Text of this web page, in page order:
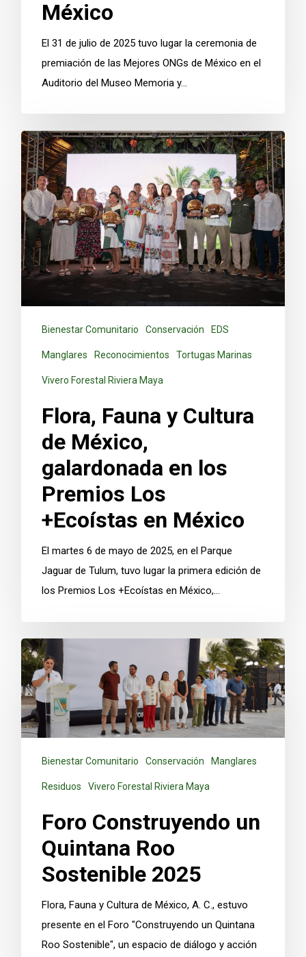
México
El 31 de julio de 2025 tuvo lugar la ceremonia de
premiación de las Mejores ONGs de México en el
Auditorio del Museo Memoria y…
Bienestar Comunitario Conservación EDS
Manglares Reconocimientos Tortugas Marinas
Vivero Forestal Riviera Maya
Flora, Fauna y Cultura
de México,
galardonada en los
Premios Los
+Ecoístas en México
El martes 6 de mayo de 2025, en el Parque
Jaguar de Tulum, tuvo lugar la primera edición de
los Premios Los +Ecoístas en México,…
Bienestar Comunitario Conservación Manglares
Residuos Vivero Forestal Riviera Maya
Foro Construyendo un
Quintana Roo
Sostenible 2025
Flora, Fauna y Cultura de México, A. C., estuvo
presente en el Foro "Construyendo un Quintana
Roo Sostenible", un espacio de diálogo y acción